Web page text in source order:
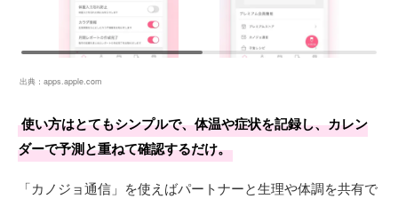
出典： apps.apple.com
使い方はとてもシンプルで、体温や症状を記録し、カレン
ダーで予測と重ねて確認するだけ。
「カノジョ通信」を使えばパートナーと生理や体調を共有で